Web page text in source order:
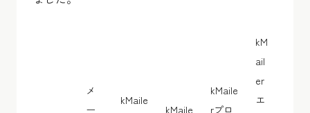
メ
ー
kMaile
kMaile
kMaile
rプロ
kM
ail
er
エ